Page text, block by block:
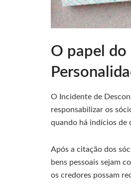
O papel do
O Incidente de
responsabilizar os
quando há indícios de
Após a citação dos
bens pessoais sejam
os credores possam